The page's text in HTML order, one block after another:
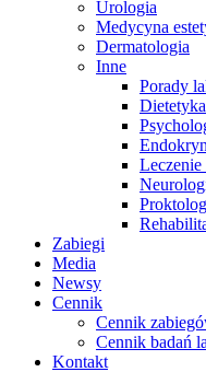
Urologia
Medycyna
Dermatologia
Inne
Porady
Dietetyka
Zabiegi
Media
Newsy
Cennik
Cennik
Cennik badań
Kontakt